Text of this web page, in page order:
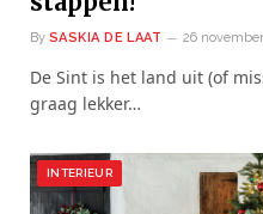
By SASKIA DE LAAT 26
De Sint is het land uit (of
graag lekker…
INTERIEUR